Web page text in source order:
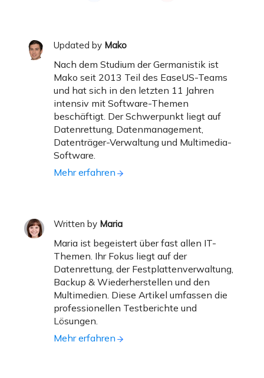
Updated by Mako
Nach dem Studium der Germanistik ist
Mako seit 2013 Teil des EaseUS-Teams
und hat sich in den letzten 11 Jahren
intensiv mit Software-Themen
beschäftigt. Der Schwerpunkt liegt auf
Datenrettung, Datenmanagement,
Datenträger-Verwaltung und Multimedia-
Software.
Mehr erfahren
Written by Maria
Maria ist begeistert über fast allen IT-
Themen. Ihr Fokus liegt auf der
Datenrettung, der Festplattenverwaltung,
Backup & Wiederherstellen und den
Multimedien. Diese Artikel umfassen die
professionellen Testberichte und
Lösungen.
Mehr erfahren